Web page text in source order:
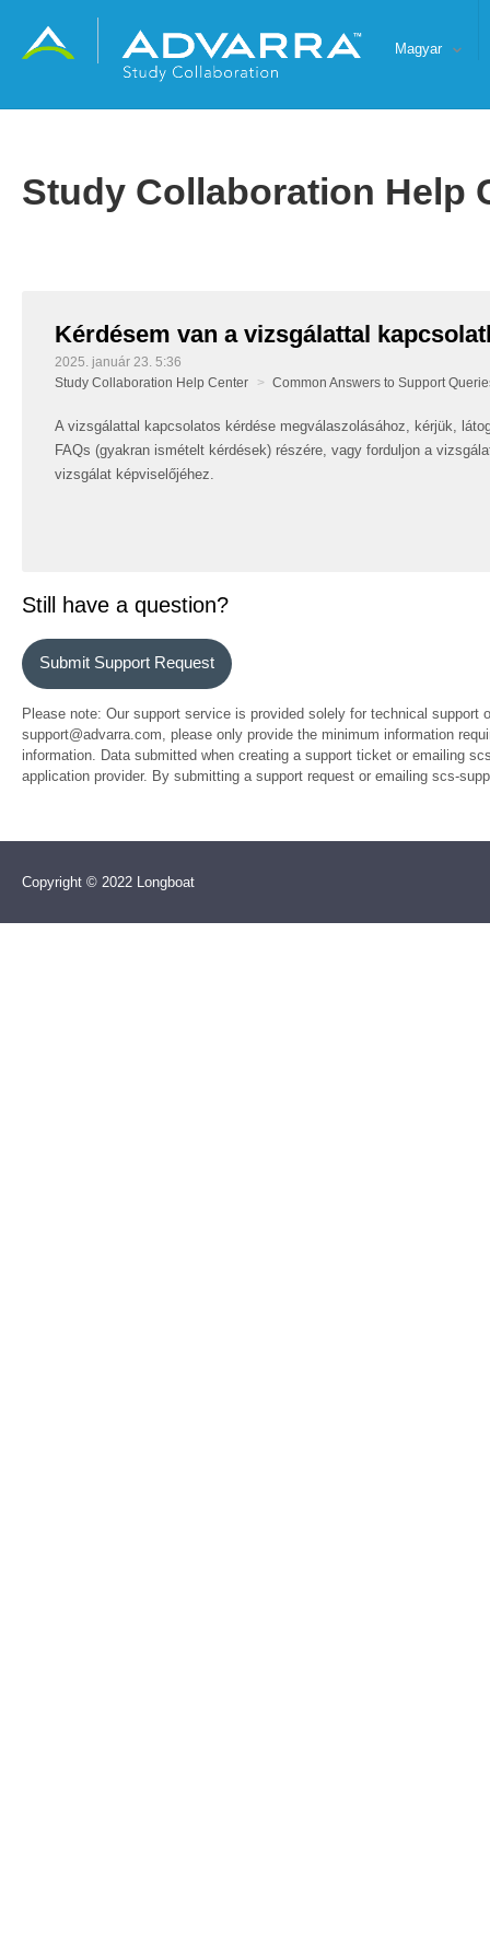
Magyar
Study Collaboration Help
Kérdésem van a vizsgálattal
2025. január 23. 5:36
Study Collaboration Help Center
Common Answers to Support
A vizsgálattal kapcsolatos kérdése megválaszolásához, kérjük,
FAQs (gyakran ismételt kérdések) részére, vagy forduljon a
vizsgálat képviselőjéhez.
Still have a question?
Submit Support Request
Please note: Our support service is provided solely for technical
support@advarra.com, please only provide the minimum information
information. Data submitted when creating a support ticket or emailing
application provider. By submitting a support request or emailing scs-
Copyright © 2022 Longboat